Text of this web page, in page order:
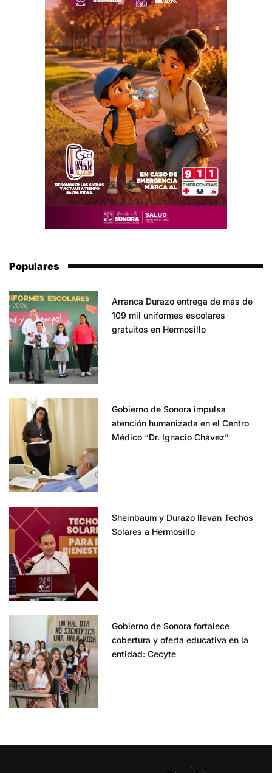
Populares
Arranca Durazo entrega de más de
109 mil uniformes escolares
gratuitos en Hermosillo
Gobierno de Sonora impulsa
atención humanizada en el Centro
Médico “Dr. Ignacio Chávez”
Sheinbaum y Durazo llevan Techos
Solares a Hermosillo
Gobierno de Sonora fortalece
cobertura y oferta educativa en la
entidad: Cecyte